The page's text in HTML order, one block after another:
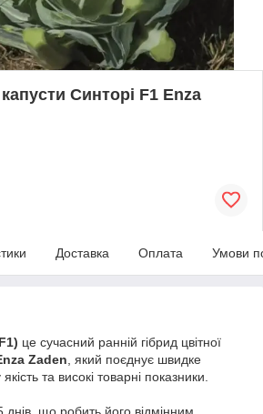
капусти Синторі F1 Enza
Доставка Оплата Умови
це сучасний ранній гібрид цвітної
Zaden , який поєднує швидке
та високі товарні показники.
що робить його відмінним